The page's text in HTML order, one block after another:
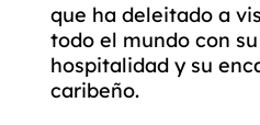
que ha deleitado a
todo el mundo con su
hospitalidad y su
caribeño.